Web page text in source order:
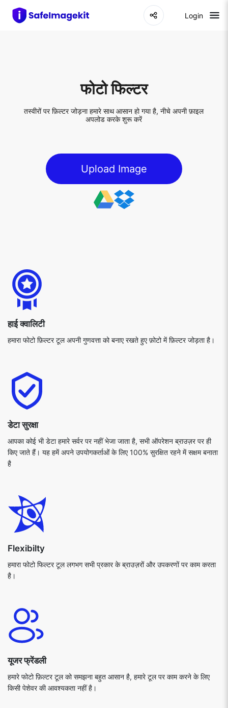
Login
फोटो फिल्टर
तस्वीरों पर फ़िल्टर जोड़ना हमारे साथ आसान हो गया है, नीचे अपनी फ़ाइल
अपलोड करके शुरू करें
Upload Image
हाई क्वालिटी
हमारा फोटो फ़िल्टर टूल अपनी गुणवत्ता को बनाए रखते हुए फ़ोटो में फ़िल्टर जोड़ता है।
डेटा सुरक्षा
आपका कोई भी डेटा हमारे सर्वर पर नहीं भेजा जाता है, सभी ऑपरेशन ब्राउज़र पर ही
किए जाते हैं। यह हमें अपने उपयोगकर्ताओं के लिए 100% सुरक्षित रहने में सक्षम बनाता
है
Flexibilty
हमारा फोटो फिल्टर टूल लगभग सभी प्रकार के ब्राउज़रों और उपकरणों पर काम करता
है।
यूजर फ्रेंडली
हमारे फोटो फ़िल्टर टूल को समझना बहुत आसान है, हमारे टूल पर काम करने के लिए
किसी पेशेवर की आवश्यकता नहीं है।